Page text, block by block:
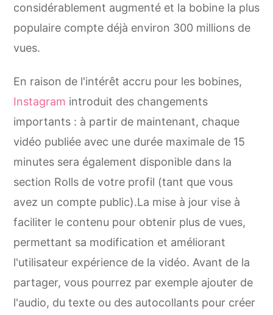
considérablement augmenté et la bobine la plus
populaire compte déjà environ 300 millions de
vues.
En raison de l'intérêt accru pour les bobines,
Instagram introduit des changements
importants : à partir de maintenant, chaque
vidéo publiée avec une durée maximale de 15
minutes sera également disponible dans la
section Rolls de votre profil (tant que vous
avez un compte public).La mise à jour vise à
faciliter le contenu pour obtenir plus de vues,
permettant sa modification et améliorant
l'utilisateur expérience de la vidéo. Avant de la
partager, vous pourrez par exemple ajouter de
l'audio, du texte ou des autocollants pour créer